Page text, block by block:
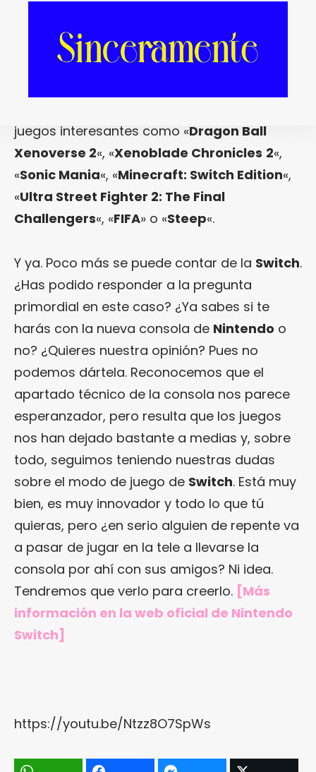
(primavera), «Splatoon 2» (verano),
Skyrim» (otoño) o « Super Mario Odyssey
juegos interesantes como «Dragon Ball
Xenoverse 2«, «Xenoblade Chronicles 2«,
«Sonic Mania«, «Minecraft: Switch Edition«,
«Ultra Street Fighter 2: The Final
Challengers«, «FIFA» o «Steep«.
Y ya. Poco más se puede contar de la Switch.
¿Has podido responder a la pregunta
primordial en este caso? ¿Ya sabes si te
harás con la nueva consola de Nintendo o
no? ¿Quieres nuestra opinión? Pues no
podemos dártela. Reconocemos que el
apartado técnico de la consola nos parece
esperanzador, pero resulta que los juegos
nos han dejado bastante a medias y, sobre
todo, seguimos teniendo nuestras dudas
sobre el modo de juego de Switch. Está muy
bien, es muy innovador y todo lo que tú
quieras, pero ¿en serio alguien de repente va
a pasar de jugar en la tele a llevarse la
consola por ahí con sus amigos? Ni idea.
Tendremos que verlo para creerlo. [Más
información en la web oficial de Nintendo
Switch]
https://youtu.be/Ntzz8O7SpWs